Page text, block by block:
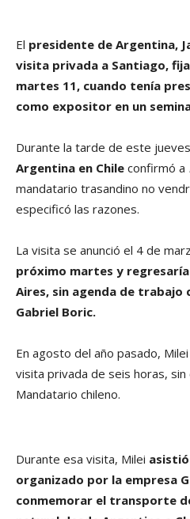
El presidente de Argentina,
visita privada a Santiago,
martes 11, cuando tenía
como expositor en un
Durante la tarde de este
Argentina en Chile confirmó a
mandatario trasandino no
especificó las razones.
La visita se anunció el 4 de
próximo martes y regresaría
Aires, sin agenda de trabajo
Gabriel Boric.
En agosto del año pasado,
visita privada de seis horas,
Mandatario chileno.
Durante esa visita, Milei
organizado por la empresa
conmemorar el transporte